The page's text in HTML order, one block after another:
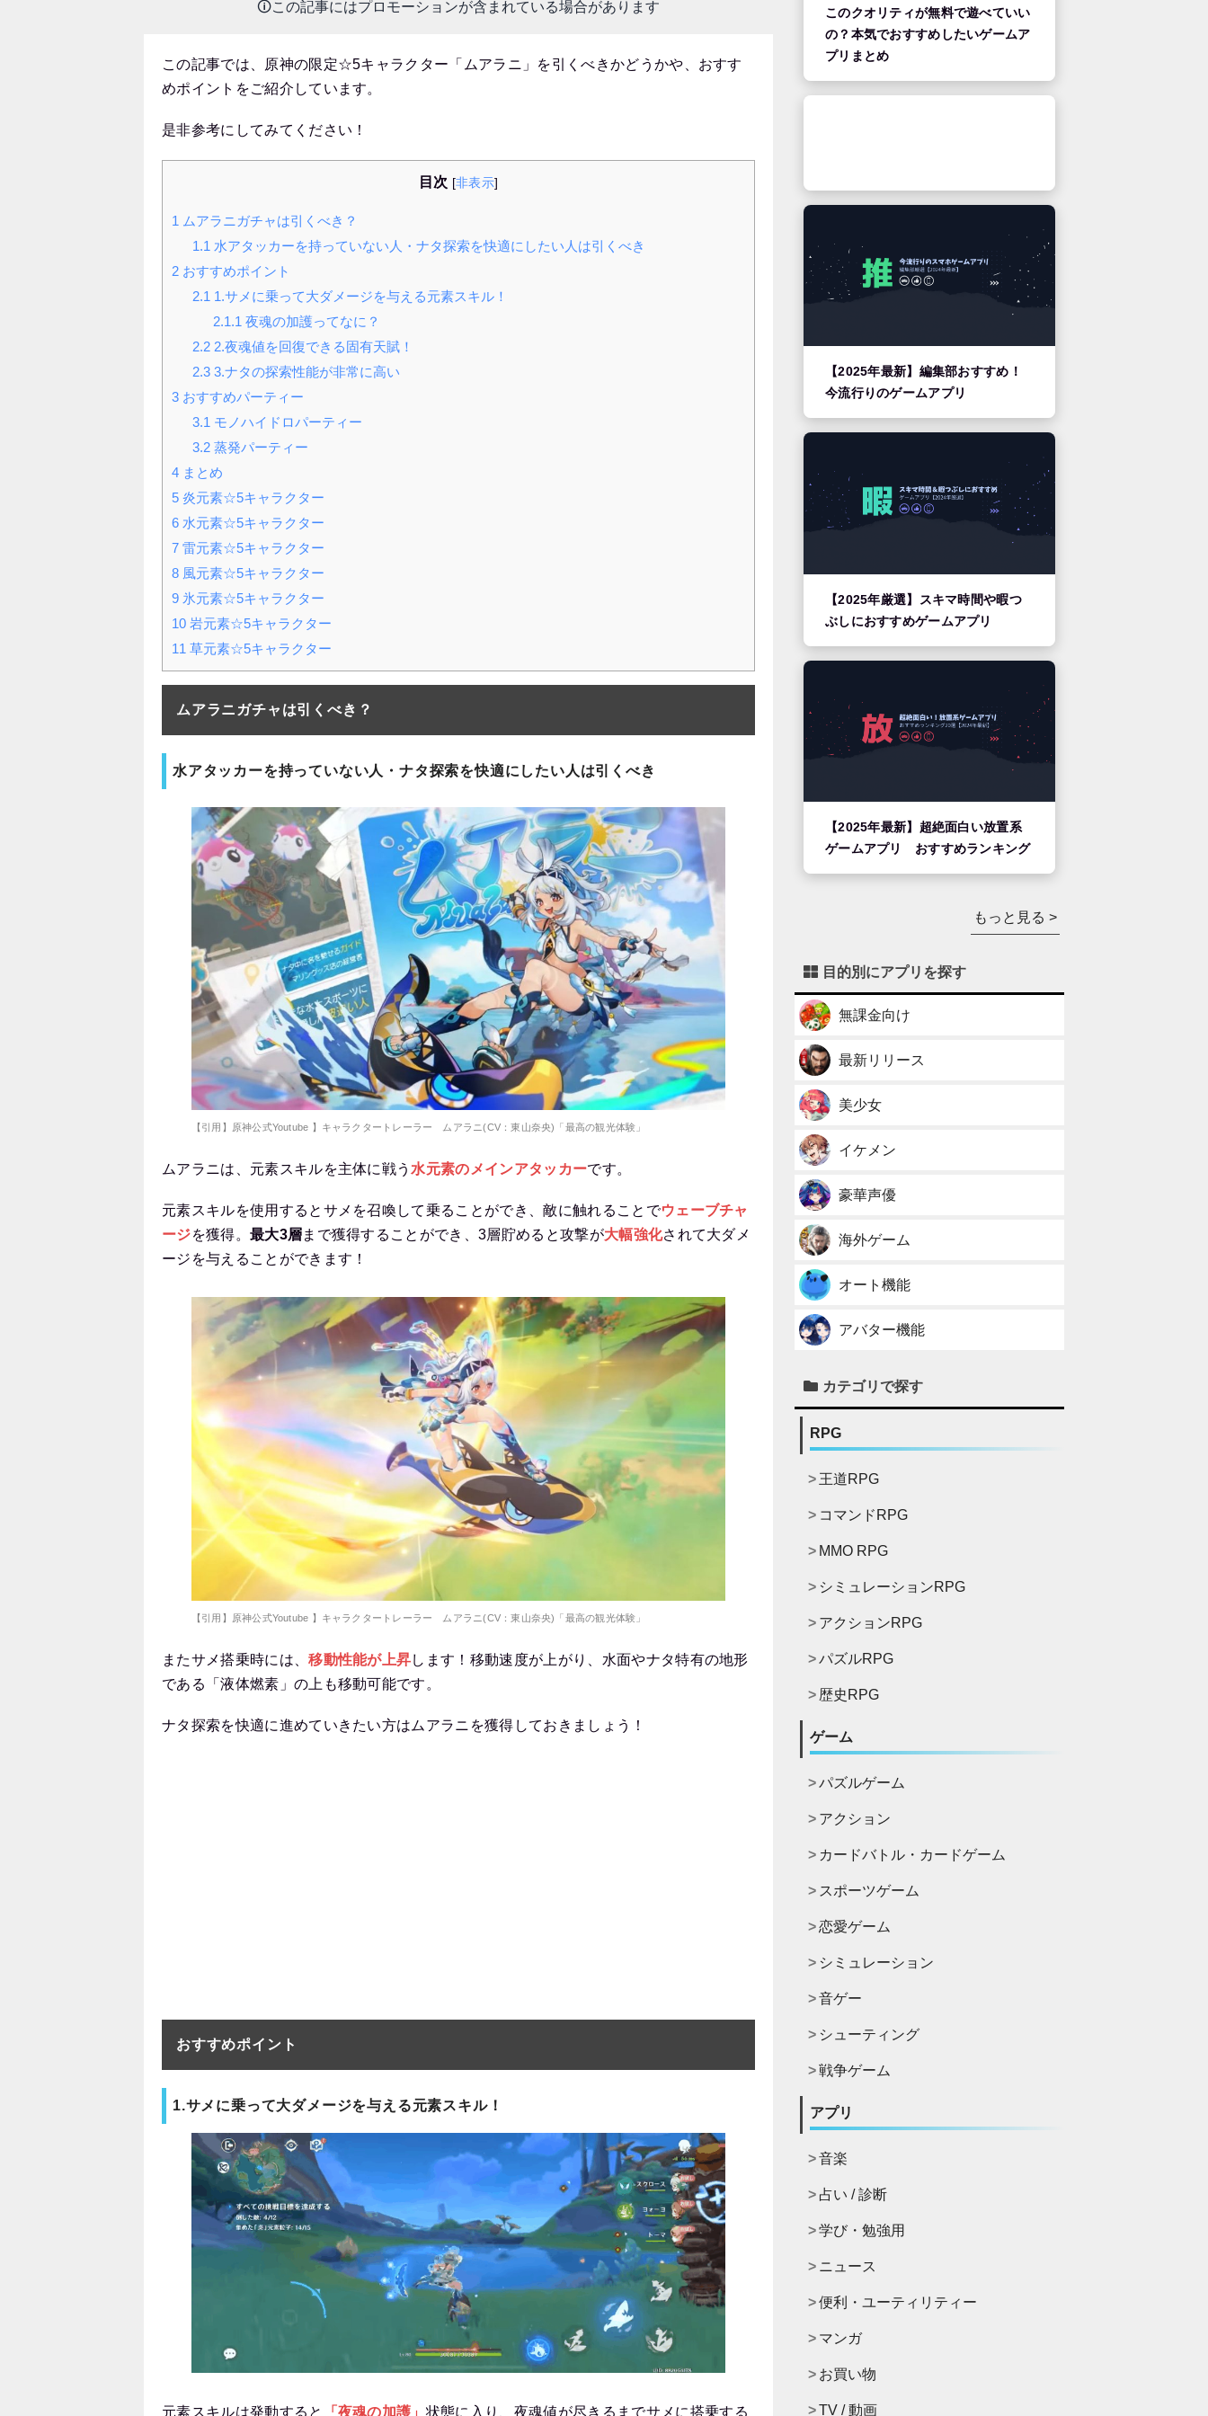
🛈この記事にはプロモーションが含まれている場合があります
この記事では、原神の限定☆5キャラクター「ムアラニ」を引くべきかどうかや、おすす
めポイントをご紹介しています。
是非参考にしてみてください！
目次 [非表示]
1 ムアラニガチャは引くべき？
1.1 水アタッカーを持っていない人・ナタ探索を快適にしたい人は引くべき
2 おすすめポイント
2.1 1.サメに乗って大ダメージを与える元素スキル！
2.1.1 夜魂の加護ってなに？
2.22.夜魂値を回復できる固有天賦！
2.33.ナタの探索性能が非常に高い
3 おすすめパーティー
3.1 モノハイドロパーティー
3.2蒸発パーティー
4 まとめ
5 炎元素☆5キャラクター
6 水元素☆5キャラクター
7 雷元素☆5キャラクター
8 風元素☆5キャラクター
9 氷元素☆5キャラクター
10 岩元素☆5キャラクター
11 草元素☆5キャラクター
ムアラニガチャは引くべき？
水アタッカーを持っていない人・ナタ探索を快適にしたい人は引くべき
【引用】原神公式Youtube 】キャラクタートレーラー ムアラニ(CV：東山奈央)「最高の観光体験」
ムアラニは、元素スキルを主体に戦う 水元素のメインアタッカーです。
元素スキルを使用するとサメを召喚して乗ることができ、敵に触れることでウェーブチャ
ージを獲得。 最大3層まで獲得することができ、3層貯めると攻撃が大幅強化されて大ダメ
ージを与えることができます！
【引用】原神公式Youtube 】キャラクタートレーラー ムアラニ(CV：東山奈央)「最高の観光体験」
またサメ搭乗時には、移動性能が上昇します！移動速度が上がり、水面やナタ特有の地形
である「液体燃素」の上も移動可能です。
ナタ探索を快適に進めていきたい方はムアラニを獲得しておきましょう！
おすすめポイント
1.サメに乗って大ダメージを与える元素スキル！
元素スキルは発動すると 「夜魂の加護」 状態に入り、夜魂値が尽きるまでサメに搭乗する
このクオリティが無料で遊べていい
の？本気でおすすめしたいゲームア
プリまとめ
【2025年最新】編集部おすすめ！
今流行りのゲームアプリ
【2025年厳選】スキマ時間や暇つ
ぶしにおすすめゲームアプリ
【2025年最新】超絶面白い放置系
ゲームアプリ おすすめランキング
もっと見る >
目的別にアプリを探す
無課金向け
最新リリース
美少女
イケメン
豪華声優
海外ゲーム
オート機能
アバター機能
カテゴリで探す
RPG
王道RPG
コマンドRPG
MMO RPG
シミュレーションRPG
アクションRPG
パズルRPG
歴史RPG
ゲーム
パズルゲーム
アクション
カードバトル・カードゲーム
スポーツゲーム
恋愛ゲーム
シミュレーション
音ゲー
シューティング
戦争ゲーム
アプリ
音楽
占い / 診断
学び・勉強用
ニュース
便利・ユーティリティー
マンガ
お買い物
TV / 動画